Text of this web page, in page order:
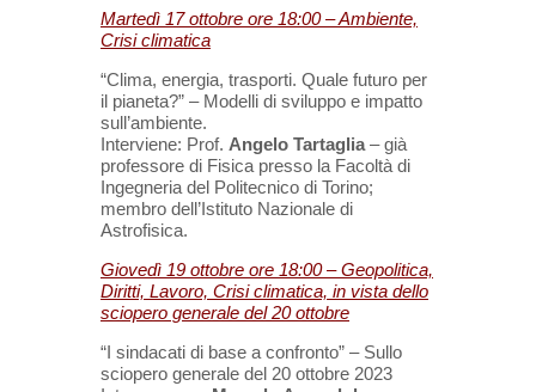
Martedì 17 ottobre ore 18:00 – Ambiente,
Crisi climatica
“Clima, energia, trasporti. Quale futuro per
il pianeta?” – Modelli di sviluppo e impatto
sull’ambiente.
Interviene: Prof. Angelo Tartaglia– già
professore di Fisica presso la Facoltà di
Ingegneria del Politecnico di Torino;
membro dell’Istituto Nazionale di
Astrofisica.
Giovedì 19 ottobre ore 18:00 – Geopolitica,
Diritti, Lavoro, Crisi climatica, in vista dello
sciopero generale del 20 ottobre
“I sindacati di base a confronto” – Sullo
sciopero generale del 20 ottobre 2023